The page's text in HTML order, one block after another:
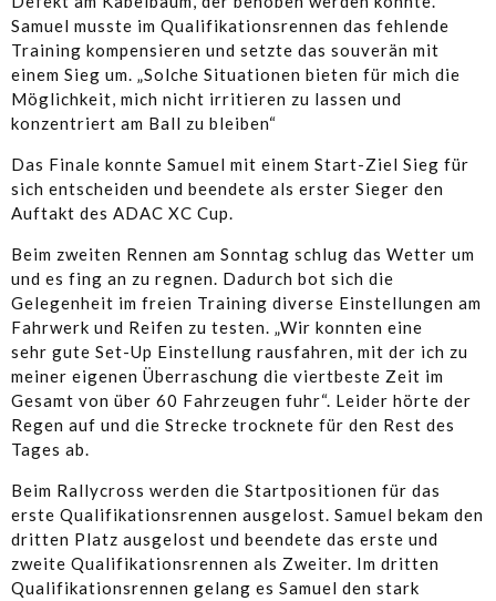
Samuel musste im Qualifikationsrennen das fehlende
Training kompensieren und setzte das souverän mit
einem Sieg um. „Solche Situationen bieten für mich die
Möglichkeit, mich nicht irritieren zu lassen und
konzentriert am Ball zu bleiben“
Das Finale konnte Samuel mit einem Start-Ziel Sieg für
sich entscheiden und beendete als erster Sieger den
Auftakt des ADAC XC Cup.
Beim zweiten Rennen am Sonntag schlug das Wetter um
und es fing an zu regnen. Dadurch bot sich die
Gelegenheit im freien Training diverse Einstellungen am
Fahrwerk und Reifen zu testen. „Wir konnten eine
sehr gute Set-Up Einstellung rausfahren, mit der ich zu
meiner eigenen Überraschung die viertbeste Zeit im
Gesamt von über 60 Fahrzeugen fuhr“. Leider hörte der
Regen auf und die Strecke trocknete für den Rest des
Tages ab.
Beim Rallycross werden die Startpositionen für das
erste Qualifikationsrennen ausgelost. Samuel bekam den
dritten Platz ausgelost und beendete das erste und
zweite Qualifikationsrennen als Zweiter. Im dritten
Qualifikationsrennen gelang es Samuel den stark